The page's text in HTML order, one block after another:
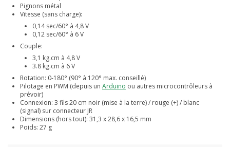
Pignons métal
Vitesse (sans charge):
0,14 sec/60° à 4,8 V
0,12 sec/60° à 6 V
Couple:
3,1 kg.cm à 4,8 V
3.8 kg.cm à 6 V
Rotation: 0-180° (90° à 120° max. conseillé)
Pilotage en PWM (depuis un Arduino ou autres microcontrôleurs à
prévoir)
Connexion: 3 fils 20 cm noir (mise à la terre) / rouge (+) / blanc
(signal) sur connecteur JR
Dimensions (hors tout): 31,3 x 28,6 x 16,5 mm
Poids: 27 g